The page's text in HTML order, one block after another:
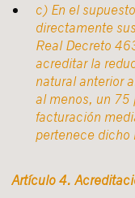
c) En el
directamente
Real Decreto
acreditar la
natural anterior
al menos, un 75
facturación
pertenece dicho
Artículo 4.